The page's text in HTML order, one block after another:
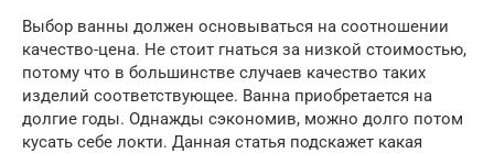
Выбор ванны должен основываться на соотношении
качество-цена. Не стоит гнаться за низкой стоимостью,
потому что в большинстве случаев качество таких
изделий соответствующее. Ванна приобретается на
долгие годы. Однажды сэкономив, можно долго потом
кусать себе локти. Данная статья подскажет какая